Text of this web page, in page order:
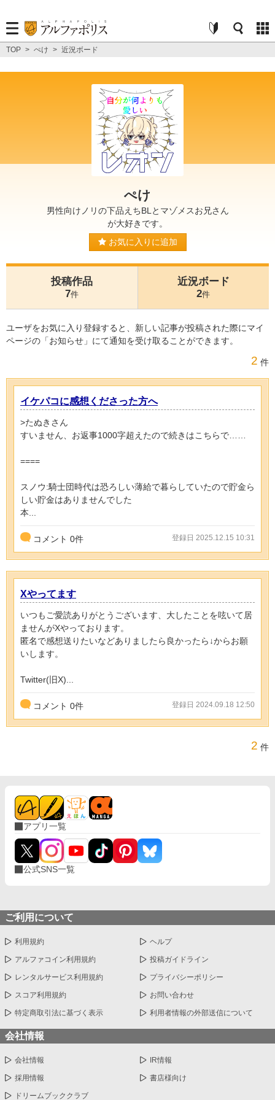
TOP > ぺけ > 近況ボード
ぺけ
男性向けノリの下品えちBLとマゾメスお兄さん
が大好きです。
お気に入りに追加
投稿作品
7件
近況ボード
2件
ユーザをお気に入り登録すると、新しい記事が投稿された際にマイ
ページの「お知らせ」にて通知を受け取ることができます。
2 件
イケパコに感想くださった方へ
>たぬきさん
すいません、お返事1000字超えたので続きはこちらで……
====
スノウ:騎士団時代は恐ろしい薄給で暮らしていたので貯金ら
しい貯金はありませんでした
本...
コメント 0件 登録日 2025.12.15 10:31
Xやってます
いつもご愛読ありがとうございます、大したことを呟いて居
ませんがXやっております。
匿名で感想送りたいなどありましたら良かったら↓からお願
いします。
Twitter(旧X)...
コメント 0件 登録日 2024.09.18 12:50
2 件
アプリ一覧
公式SNS一覧
ご利用について
利用規約 ヘルプ
アルファコイン利用規約 投稿ガイドライン
レンタルサービス利用規約 プライバシーポリシー
スコア利用規約 お問い合わせ
特定商取引法に基づく表示 利用者情報の外部送信について
会社情報
会社情報 IR情報
採用情報 書店様向け
ドリームブッククラブ